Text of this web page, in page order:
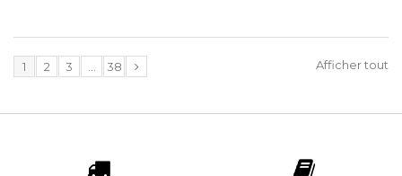
Afficher tout
1 2 3 38